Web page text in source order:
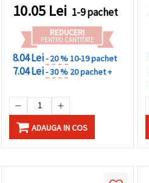
10.05 Lei 1-9 pachet
REDUCERI
PENTRU CANTITATE
8.04 Lei- 20 %10-19 pachet
7.04 Lei- 30 % 20 pachet +
ADAUGA IN COS